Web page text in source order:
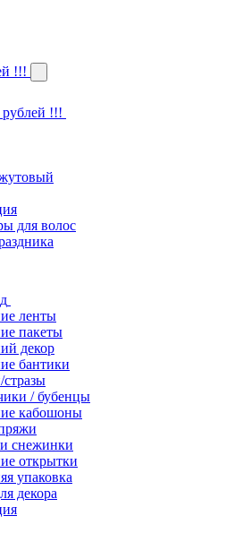
!!!
!!!
для волос
ленты
пакеты
декор
бантики
/ бубенцы
кабошоны
снежинки
открытки
упаковка
декора